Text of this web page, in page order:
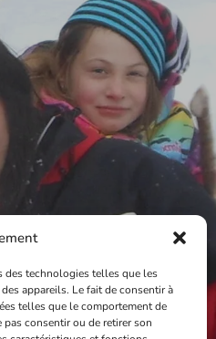
des technologies telles que les
appareils. Le fait de consentir à
telles que le comportement de
consentir ou de retirer son